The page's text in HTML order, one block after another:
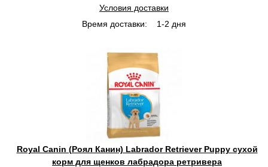
Условия доставки
Время доставки:
1-2 дня
Royal Canin (Роял Канин) Labrador Retriever Puppy сухой
корм для щенков лабрадора ретривера